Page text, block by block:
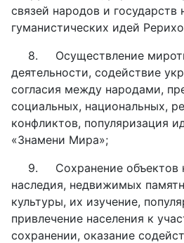
связей народов и государств
гуманистических идей
8. Осуществление
деятельности, содействие
согласия между народами,
социальных, национальных,
конфликтов, популяризация
«Знамени Мира»;
9. Сохранение объектов
наследия, недвижимых
культуры, их изучение,
привлечение населения к
сохранении, оказание